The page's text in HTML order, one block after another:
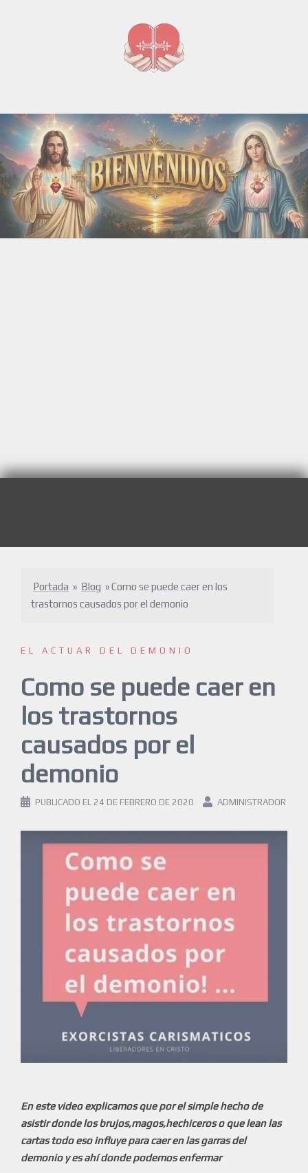
Portada » Blog »Como se puede caer en los
trastornos causados por el demonio
EL ACTUAR DEL DEMONIO
Como se puede caer en
los trastornos
causados por el
demonio
PUBLICADO EL 24 DE FEBRERO DE 2020 ADMINISTRADOR
En este video explicamos que por el simple hecho de
asistir donde los brujos,magos,hechiceros o que lean las
cartas todo eso influye para caer en las garras del
demonio y es ahí donde podemos enfermar